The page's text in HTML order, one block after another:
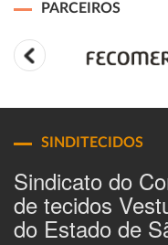
PARCEIROS
SINDITECIDOS
Sindicato do
de tecidos
do Estado de